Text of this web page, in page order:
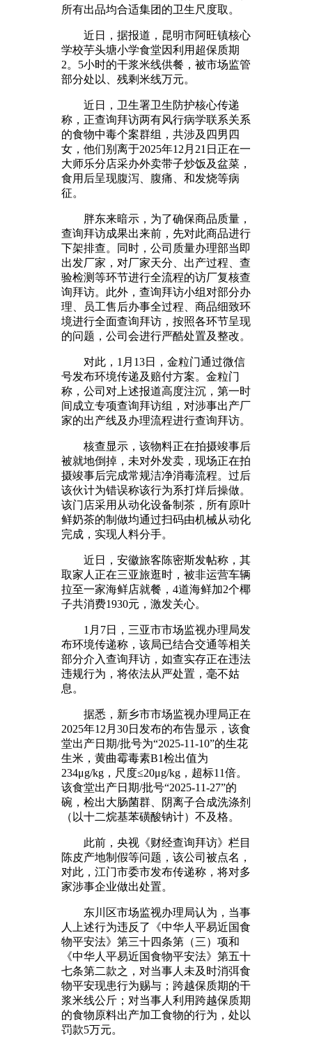
所有出品均合适集团的卫生尺度取。
近日，据报道，昆明市阿旺镇核心
学校芋头塘小学食堂因利用超保质期
2。5小时的干浆米线供餐，被市场监管
部分处以、残剩米线万元。
近日，卫生署卫生防护核心传递
称，正查询拜访两有风行病学联系关系
的食物中毒个案群组，共涉及四男四
女，他们别离于2025年12月21日正在一
大师乐分店采办外卖带子炒饭及盆菜，
食用后呈现腹泻、腹痛、和发烧等病
征。
胖东来暗示，为了确保商品质量，
查询拜访成果出来前，先对此商品进行
下架排查。同时，公司质量办理部当即
出发厂家，对厂家天分、出产过程、查
验检测等环节进行全流程的访厂复核查
询拜访。此外，查询拜访小组对部分办
理、员工售后办事全过程、商品细致环
境进行全面查询拜访，按照各环节呈现
的问题，公司会进行严酷处置及整改。
对此，1月13日，金粒门通过微信
号发布环境传递及赔付方案。金粒门
称，公司对上述报道高度注沉，第一时
间成立专项查询拜访组，对涉事出产厂
家的出产线及办理流程进行查询拜访。
核查显示，该物料正在拍摄竣事后
被就地倒掉，未对外发卖，现场正在拍
摄竣事后完成常规洁净消毒流程。过后
该伙计为错误称该行为系打烊后操做。
该门店采用从动化设备制茶，所有原叶
鲜奶茶的制做均通过扫码由机械从动化
完成，实现人料分手。
近日，安徽旅客陈密斯发帖称，其
取家人正在三亚旅逛时，被非运营车辆
拉至一家海鲜店就餐，4道海鲜加2个椰
子共消费1930元，激发关心。
1月7日，三亚市市场监视办理局发
布环境传递称，该局已结合交通等相关
部分介入查询拜访，如查实存正在违法
违规行为，将依法从严处置，毫不姑
息。
据悉，新乡市市场监视办理局正在
2025年12月30日发布的布告显示，该食
堂出产日期/批号为“2025-11-10”的生花
生米，黄曲霉毒素B1检出值为
234μg/kg，尺度≤20μg/kg，超标11倍。
该食堂出产日期/批号“2025-11-27”的
碗，检出大肠菌群、阴离子合成洗涤剂
（以十二烷基苯磺酸钠计）不及格。
此前，央视《财经查询拜访》栏目
陈皮产地制假等问题，该公司被点名，
对此，江门市委市发布传递称，将对多
家涉事企业做出处置。
东川区市场监视办理局认为，当事
人上述行为违反了《中华人平易近国食
物平安法》第三十四条第（三）项和
《中华人平易近国食物平安法》第五十
七条第二款之，对当事人未及时消弭食
物平安现患行为赐与；跨越保质期的干
浆米线公斤；对当事人利用跨越保质期
的食物原料出产加工食物的行为，处以
罚款5万元。